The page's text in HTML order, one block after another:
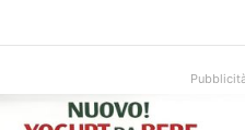
e Peschici: liberati oltre 5mila